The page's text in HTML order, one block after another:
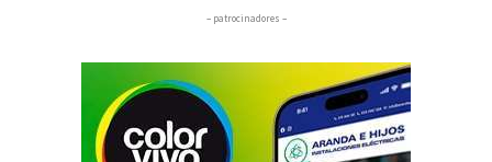
– patrocinadores –